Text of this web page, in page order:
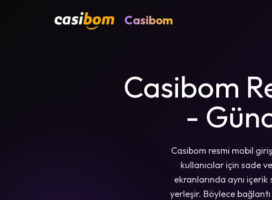
Casibom
Casibom
-
Casibom resmi mobil
kullanıcılar için sade
ekranlarında aynı
yerleşir. Böylece